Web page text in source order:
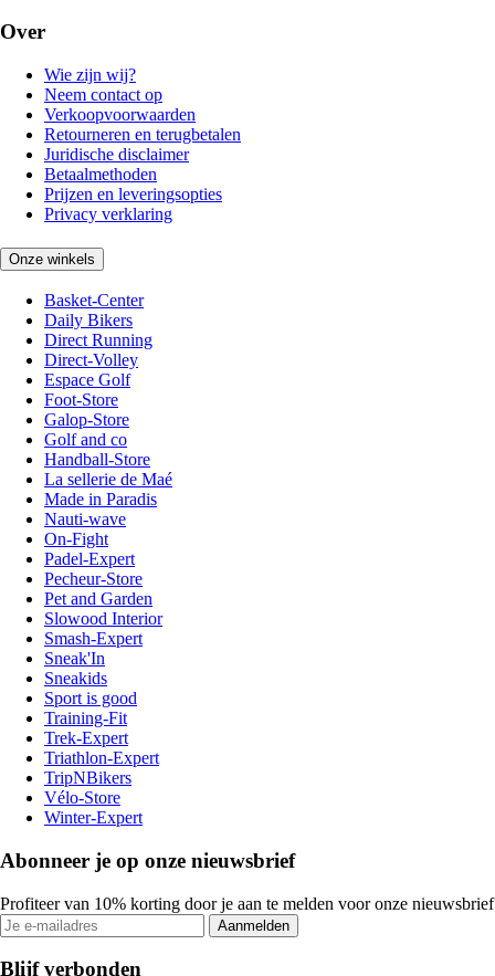
Over
Wie zijn wij?
Neem contact op
Verkoopvoorwaarden
Retourneren en terugbetalen
Juridische disclaimer
Betaalmethoden
Prijzen en leveringsopties
Privacy verklaring
Onze winkels
Basket-Center
Daily Bikers
Direct Running
Direct-Volley
Espace Golf
Foot-Store
Galop-Store
Golf and co
Handball-Store
La sellerie de Maé
Made in Paradis
Nauti-wave
On-Fight
Padel-Expert
Pecheur-Store
Pet and Garden
Slowood Interior
Smash-Expert
Sneak'In
Sneakids
Sport is good
Training-Fit
Trek-Expert
Triathlon-Expert
TripNBikers
Vélo-Store
Winter-Expert
Abonneer je op onze nieuwsbrief
Profiteer van 10% korting door je aan te melden voor onze nieuwsbrief
Aanmelden
Blijf verbonden